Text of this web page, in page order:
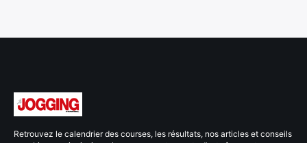
Retrouvez le calendrier des courses, les résultats, nos articles et conseils